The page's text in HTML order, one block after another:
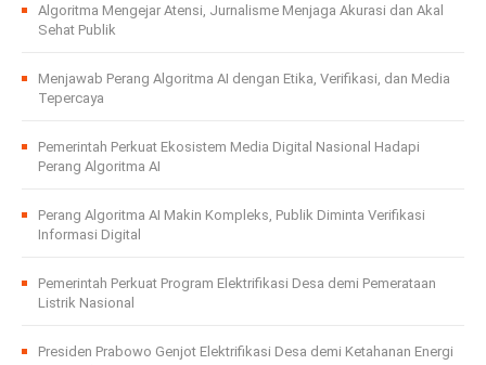
Algoritma Mengejar Atensi, Jurnalisme Menjaga Akurasi dan Akal
Sehat Publik
Menjawab Perang Algoritma AI dengan Etika, Verifikasi, dan Media
Tepercaya
Pemerintah Perkuat Ekosistem Media Digital Nasional Hadapi
Perang Algoritma AI
Perang Algoritma AI Makin Kompleks, Publik Diminta Verifikasi
Informasi Digital
Pemerintah Perkuat Program Elektrifikasi Desa demi Pemerataan
Listrik Nasional
Presiden Prabowo Genjot Elektrifikasi Desa demi Ketahanan Energi